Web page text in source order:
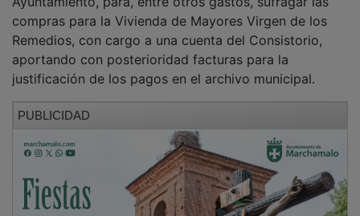
compras para la Vivienda de Mayores Virgen de los
Remedios, con cargo a una cuenta del Consistorio,
aportando con posterioridad facturas para la
justificación de los pagos en el archivo municipal.